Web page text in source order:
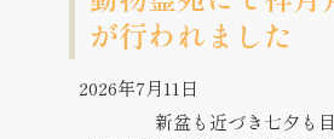
が行われました
2026年7月11日
新盆も近づき七夕も目